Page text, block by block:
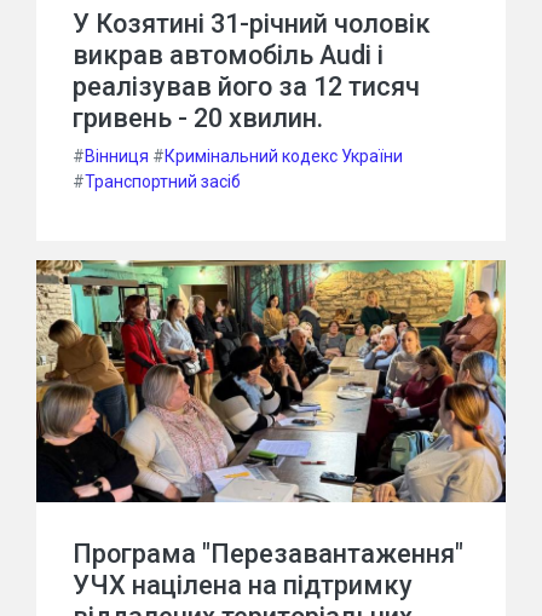
У Козятині 31-річний чоловік
викрав автомобіль Audi і
реалізував його за 12 тисяч
гривень - 20 хвилин.
#Вінниця #Кримінальний кодекс України
#Транспортний засіб
Програма "Перезавантаження"
УЧХ націлена на підтримку